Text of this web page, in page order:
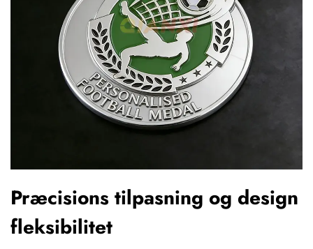
Præcisions tilpasning og design
fleksibilitet